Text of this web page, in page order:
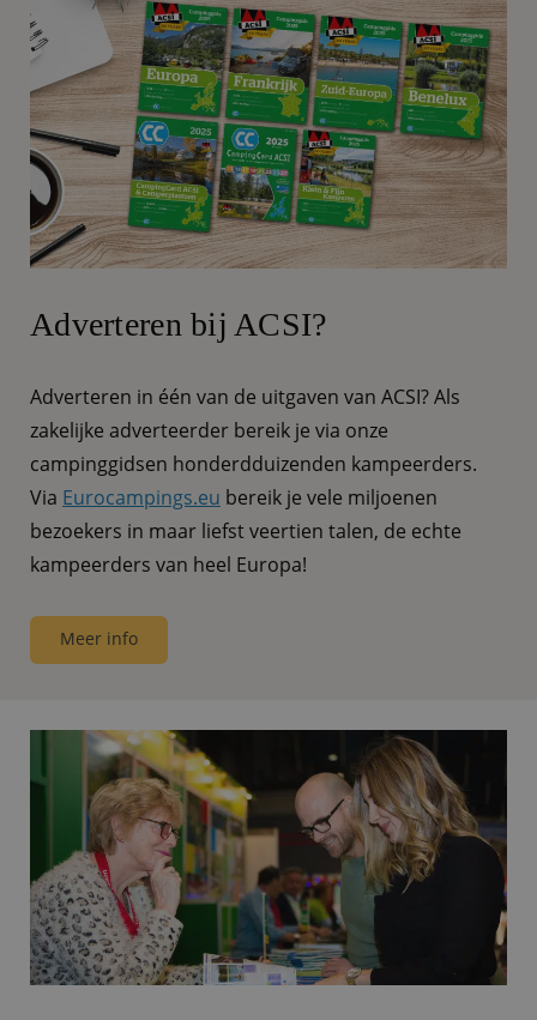
Adverteren bij ACSI?
Adverteren in één van de uitgaven van ACSI? Als
zakelijke adverteerder bereik je via onze
campinggidsen honderdduizenden kampeerders.
Via Eurocampings.eu bereik je vele miljoenen
bezoekers in maar liefst veertien talen, de echte
kampeerders van heel Europa!
Meer info